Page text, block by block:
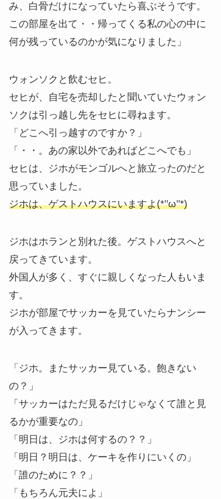
み、白骨だけになっていたら喜ぶそうです。
この部屋を出て・・帰ってくる私の心の中に
何が残っているのかが気になりました」
ウォンソクと飲むセヒ。
セヒが、自宅を売却したと聞いていたウォン
ソクは引っ越し先をセヒに尋ねます。
「どこへ引っ越すのですか？」
「・・。あの家以外であればどこへでも」
セヒは、ジホがモンゴルへと旅立ったのだと
思っていました。
ジホは、ゲストハウスにいますよ(*’’ω’’*)
ジホはホランと別れた後。ゲストハウスへと
戻ってきています。
外国人が多く、すぐに親しくなった人もいま
す。
ジホが部屋でサッカーを見ていたらナンシー
が入ってきます。
「ジホ。またサッカー見ている。飽きない
の？」
「サッカーはただ見るだけじゃなくて誰と見
るかが重要なの」
「明日は、ジホは何するの？？」
「明日？明日は、ケーキを作りにいくの」
「誰のために？？」
「もちろん元夫によ」